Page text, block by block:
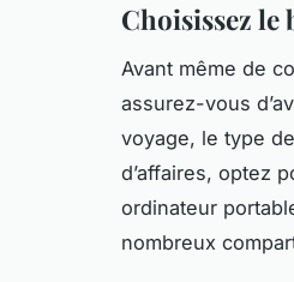
Choisissez le
Avant même de
assurez-vous
voyage, le type de
d’affaires, optez
ordinateur
nombreux